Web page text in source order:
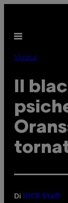
contenuto
Apri
Música
Il
Di VICE Staff